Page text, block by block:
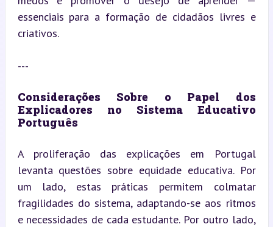
essenciais para a formação de cidadãos livres e
criativos.
---
Considerações Sobre o Papel dos
Explicadores no Sistema Educativo
Português
A proliferação das explicações em Portugal
levanta questões sobre equidade educativa. Por
um lado, estas práticas permitem colmatar
fragilidades do sistema, adaptando-se aos ritmos
e necessidades de cada estudante. Por outro lado,